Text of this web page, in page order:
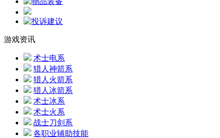
游戏资讯
术士电系
猎人神箭系
猎人火箭系
猎人冰箭系
术士冰系
术士火系
战士刀剑系
各职业辅助技能